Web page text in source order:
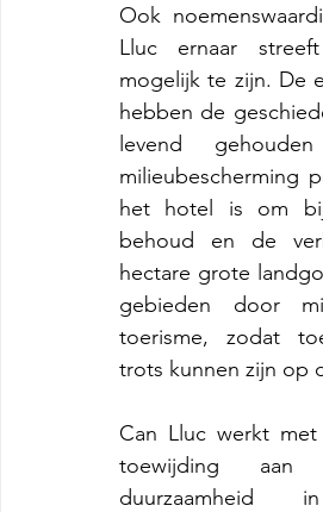
Ook
Lluc ernaar
mogelijk te zijn. De
hebben de
levend
milieubescherming
het hotel is om
behoud en de
hectare grote
gebieden door
toerisme, zodat
trots kunnen zijn op
Can Lluc werkt
toewijding